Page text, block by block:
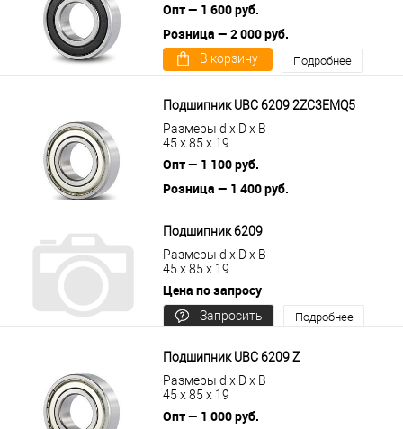
Опт — 1 600 руб.
Розница — 2 000 руб.
В корзину Подробнее
Подшипник UBC 6209 2ZC3EMQ5
Размеры d x D x B
45 x 85 x 19
Опт — 1 100 руб.
Розница — 1 400 руб.
Подшипник 6209
Размеры d x D x B
45 x 85 x 19
Цена по запросу
Запросить
Подробнее
Подшипник UBC 6209 Z
Размеры d x D x B
45 x 85 x 19
Опт — 1 000 руб.